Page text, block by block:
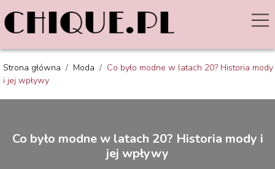
Strona główna / Moda / Co było modne w latach 20? Historia mody
i jej wpływy
Co było modne w latach 20? Historia mody i
jej wpływy